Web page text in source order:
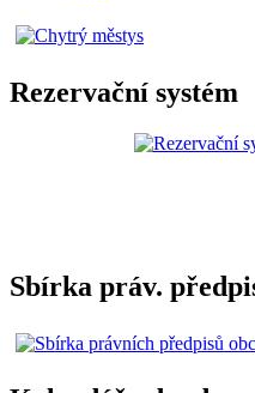
Rezervační systém
Sbírka práv.